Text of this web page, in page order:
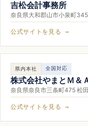
吉松会計事務所
奈良県大和郡山市小泉町
公式サイトを見る →
県内本社 全国対応
株式会社やまとＭ＆
奈良県奈良市三条町475 松
公式サイトを見る →